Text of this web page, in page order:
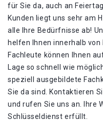
für Sie da, auch an
Kunden liegt uns sehr am
alle Ihre Bedürfnisse ab!
helfen Ihnen innerhalb
Fachleute können Ihnen
Lage so schnell wie
speziell ausgebildete
Sie da sind. Kontaktieren
und rufen Sie uns an. Ihre
Schlüsseldienst erfüllt.